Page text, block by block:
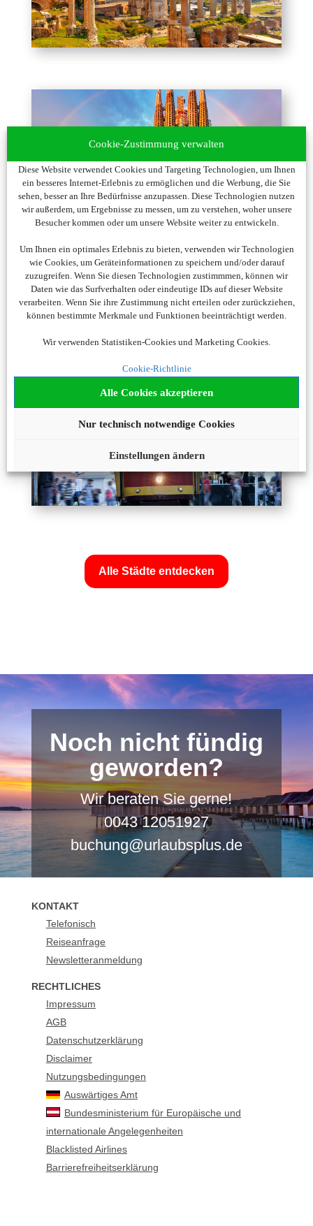
Cookie-Zustimmung verwalten
Diese Website verwendet Cookies und Targeting Technologien, um Ihnen
ein besseres Internet-Erlebnis zu ermöglichen und die Werbung, die Sie
sehen, besser an Ihre Bedürfnisse anzupassen. Diese Technologien nutzen
wir außerdem, um Ergebnisse zu messen, um zu verstehen, woher unsere
Besucher kommen oder um unsere Website weiter zu entwickeln.
Um Ihnen ein optimales Erlebnis zu bieten, verwenden wir Technologien
wie Cookies, um Geräteinformationen zu speichern und/oder darauf
zuzugreifen. Wenn Sie diesen Technologien zustimmmen, können wir
Daten wie das Surfverhalten oder eindeutige IDs auf dieser Website
verarbeiten. Wenn Sie ihre Zustimmung nicht erteilen oder zurückziehen,
können bestimmte Merkmale und Funktionen beeinträchtigt werden.
Wir verwenden Statistiken-Cookies und Marketing Cookies.
Cookie-Richtlinie
Alle Cookies akzeptieren
Nur technisch notwendige Cookies
Einstellungen ändern
Alle Städte entdecken
Noch nicht fündig
geworden?
Wir beraten Sie gerne!
0043 12051927
buchung@urlaubsplus.de
KONTAKT
Telefonisch
Reiseanfrage
Newsletteranmeldung
RECHTLICHES
Impressum
AGB
Datenschutzerklärung
Disclaimer
Nutzungsbedingungen
Auswärtiges Amt
Bundesministerium für Europäische und
internationale Angelegenheiten
Blacklisted Airlines
Barrierefreiheitserklärung